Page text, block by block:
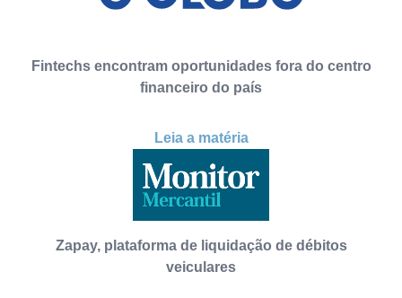
Fintechs encontram oportunidades fora do centro
financeiro do país
Leia a matéria
Zapay, plataforma de liquidação de débitos
veiculares